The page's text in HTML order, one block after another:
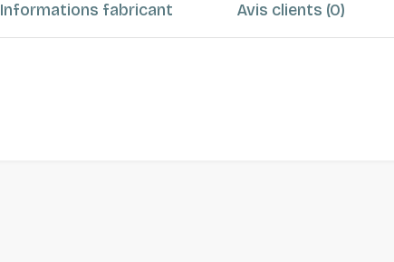
Informations fabricant Avis clients (0)